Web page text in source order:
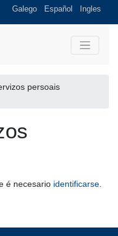
Galego Español Ingles
persoais
é necesario identificarse